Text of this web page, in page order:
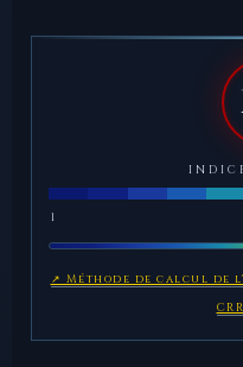
1
↗ Méthode de calcul de